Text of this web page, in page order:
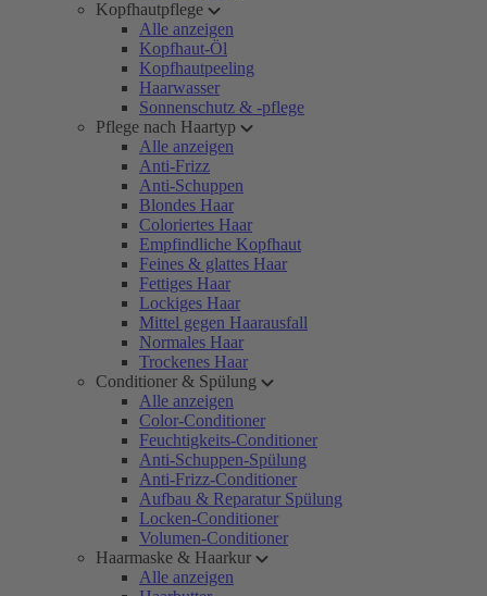
Kopfhautpflege
Alle anzeigen
Kopfhaut-Öl
Kopfhautpeeling
Haarwasser
Sonnenschutz & -pflege
Pflege nach Haartyp
Alle anzeigen
Anti-Frizz
Anti-Schuppen
Blondes Haar
Coloriertes Haar
Empfindliche Kopfhaut
Feines & glattes Haar
Fettiges Haar
Lockiges Haar
Mittel gegen Haarausfall
Normales Haar
Trockenes Haar
Conditioner & Spülung
Alle anzeigen
Color-Conditioner
Feuchtigkeits-Conditioner
Anti-Schuppen-Spülung
Anti-Frizz-Conditioner
Aufbau & Reparatur Spülung
Locken-Conditioner
Volumen-Conditioner
Haarmaske & Haarkur
Alle anzeigen